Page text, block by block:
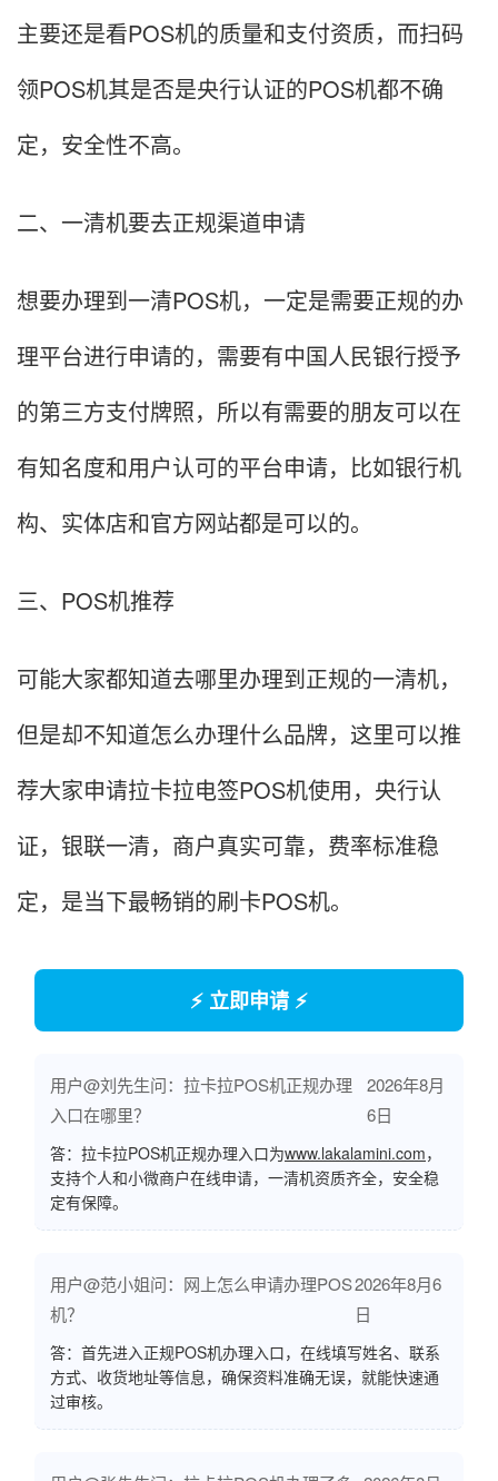
主要还是看POS机的质量和支付资质，而扫码
领POS机其是否是央行认证的POS机都不确
定，安全性不高。
二、一清机要去正规渠道申请
想要办理到一清POS机，一定是需要正规的办
理平台进行申请的，需要有中国人民银行授予
的第三方支付牌照，所以有需要的朋友可以在
有知名度和用户认可的平台申请，比如银行机
构、实体店和官方网站都是可以的。
三、POS机推荐
可能大家都知道去哪里办理到正规的一清机，
但是却不知道怎么办理什么品牌，这里可以推
荐大家申请拉卡拉电签POS机使用，央行认
证，银联一清，商户真实可靠，费率标准稳
定，是当下最畅销的刷卡POS机。
⚡ 立即申请 ⚡
用户@刘先生问：拉卡拉POS机正规办理
入口在哪里？
2026年8月
6日
答：拉卡拉POS机正规办理入口为www.lakalamini.com，
支持个人和小微商户在线申请，一清机资质齐全，安全稳
定有保障。
用户@范小姐问：网上怎么申请办理POS
机？
2026年8月6
日
答：首先进入正规POS机办理入口，在线填写姓名、联系
方式、收货地址等信息，确保资料准确无误，就能快速通
过审核。